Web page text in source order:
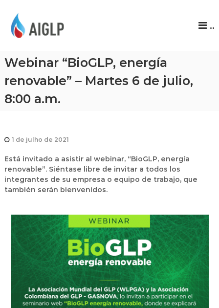
P
..
Webinar “BioGLP, energía
renovable” – Martes 6 de julio,
8:00 a.m.
1 de julho de 2021
Está invitado a asistir al webinar, “BioGLP, energía
renovable”. Siéntase libre de invitar a todos los
integrantes de su empresa o equipo de trabajo, que
también serán bienvenidos.